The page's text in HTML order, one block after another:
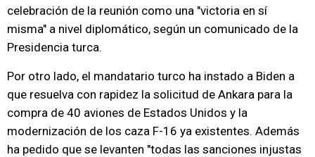
celebración de la reunión como una "victoria en sí
misma" a nivel diplomático, según un comunicado de la
Presidencia turca.
Por otro lado, el mandatario turco ha instado a Biden a
que resuelva con rapidez la solicitud de Ankara para la
compra de 40 aviones de Estados Unidos y la
modernización de los caza F-16 ya existentes. Además
ha pedido que se levanten "todas las sanciones injustas